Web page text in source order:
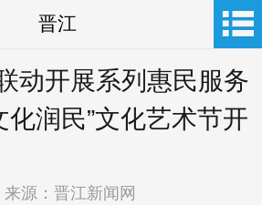
晋江
动开展系列惠民服务
化润民”文化艺术节开
源：晋江新闻网